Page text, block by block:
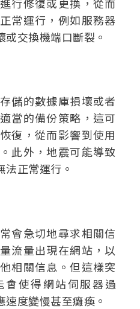
常運行，例如服務器
交換機端口斷裂。
儲的數據庫損壞或者
當的備份策略，這可
復，從而影響到使用
此外，地震可能導致
正常運行。
會急切地尋求相關信
流量出現在網站，以
相關信息。但這樣突
會使得網站伺服器過
度變慢甚至癱瘓。